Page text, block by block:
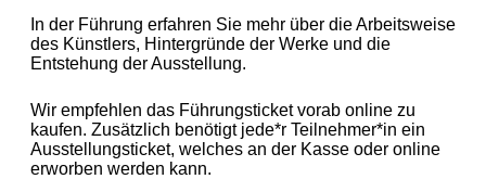
In der Führung erfahren Sie mehr über die Arbeitsweise
des Künstlers, Hintergründe der Werke und die
Entstehung der Ausstellung.
Wir empfehlen das Führungsticket vorab online zu
kaufen. Zusätzlich benötigt jede*r Teilnehmer*in ein
Ausstellungsticket, welches an der Kasse oder online
erworben werden kann.